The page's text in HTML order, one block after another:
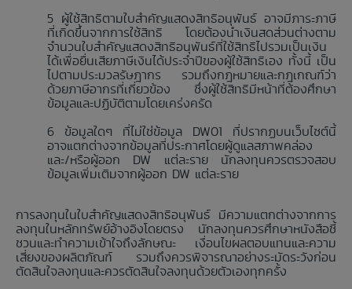
ผู้ใช้สิทธิตามใบสำคัญแสดงสิทธิอนุพันธ์ อาจมีภาระภาษี
ที่เกิดขึ้นจากการใช้สิทธิ โดยต้องนำเงินสดส่วนต่างตาม
จำนวนใบสำคัญแสดงสิทธิอนุพันธ์ที่ใช้สิทธิไปรวมเป็นเงิน
ได้เพื่อยื่นเสียภาษีเงินได้ประจำปีของผู้ใช้สิทธิเอง ทั้งนี้ เป็น
ไปตามประมวลรัษฎากร รวมถึงกฎหมายและกฎเกณฑ์ว่า
ด้วยภาษีอากรที่เกี่ยวข้อง ซึ่งผู้ใช้สิทธิมีหน้าที่ต้องศึกษา
ข้อมูลและปฏิบัติตามโดยเคร่งครัด
ข้อมูลใดๆ ที่ไม่ใช่ข้อมูล DW01 ที่ปรากฏบนเว็บไซต์นี้
อาจแตกต่างจากข้อมูลที่ประกาศโดยผู้ดูแลสภาพคล่อง
และ/หรือผู้ออก DW แต่ละราย นักลงทุนควรตรวจสอบ
ข้อมูลเพิ่มเติมจากผู้ออก DW แต่ละราย
การลงทุนในใบสำคัญแสดงสิทธิอนุพันธ์ มีความแตกต่างจากการ
ลงทุนในหลักทรัพย์อ้างอิงโดยตรง นักลงทุนควรศึกษาหนังสือชี้
ชวนและทำความเข้าใจถึงลักษณะ เงื่อนไขผลตอบแทนและความ
เสี่ยงของผลิตภัณฑ์ รวมถึงควรพิจารณาอย่างระมัดระวังก่อน
ตัดสินใจลงทุนและควรตัดสินใจลงทุนด้วยตัวเองทุกครั้ง